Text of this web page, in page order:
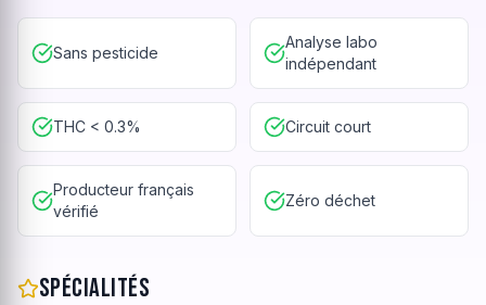
Sans pesticide
Analyse labo
indépendant
THC < 0.3% Circuit court
Producteur français
vérifié
Zéro déchet
Spécialités